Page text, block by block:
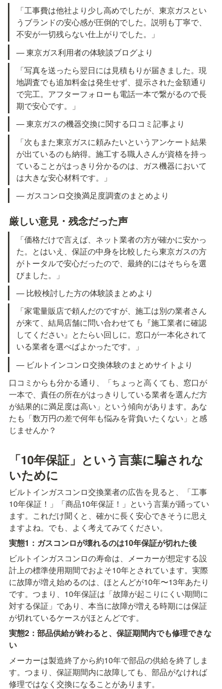
「工事費は他社より少し高めでしたが、東京ガスとい
うブランドの安心感が圧倒的でした。説明も丁寧で、
不安が一切残らない仕上がりでした。」
— 東京ガス利用者の体験談ブログより
「写真を送ったら翌日には見積もりが届きました。現
地調査でも追加料金は発生せず、提示された金額通り
で完工。アフターフォローも電話一本で繋がるので長
期で安心です。」
— 東京ガスの機器交換に関する口コミ記事より
「次もまた東京ガスに頼みたいというアンケート結果
が出ているのも納得。施工する職人さんが資格を持っ
ていることがはっきり分かるのは、ガス機器において
は大きな安心材料です。」
— ガスコンロ交換満足度調査のまとめより
厳しい意見・残念だった声
「価格だけで言えば、ネット業者の方が確かに安かっ
た。とはいえ、保証の中身を比較したら東京ガスの方
がトータルで安心だったので、最終的にはそちらを選
びました。」
— 比較検討した方の体験談まとめより
「家電量販店で頼んだのですが、施工は別の業者さん
が来て、結局店舗に問い合わせても『施工業者に確認
してください』とたらい回しに。窓口が一本化されて
いる業者を選べばよかったです。」
— ビルトインコンロ交換体験のまとめサイトより
口コミからも分かる通り、「ちょっと高くても、窓口が
一本で、責任の所在がはっきりしている業者を選んだ方
が結果的に満足度は高い」という傾向があります。あな
たも「数万円の差で何年も悩みを背負いたくない」と感
じませんか？
「10年保証」という言葉に騙されな
いために
ビルトインガスコンロ交換業者の広告を見ると、「工事
10年保証！」「商品10年保証！」という言葉が踊ってい
ます。これだけ聞くと、確かに長く安心できそうに思え
ますよね。でも、よく考えてみてください。
実態1：ガスコンロが壊れるのは10年保証が切れた後
ビルトインガスコンロの寿命は、メーカーが想定する設
計上の標準使用期間でおよそ10年とされています。実際
に故障が増え始めるのは、ほとんどが10年〜13年あたり
です。つまり、10年保証は「故障が起こりにくい期間に
対する保証」であり、本当に故障が増える時期には保証
が切れているケースがほとんどです。
実態2：部品供給が終わると、保証期間内でも修理できな
い
メーカーは製造終了から約10年で部品の供給を終了しま
す。つまり、保証期間内に故障しても、部品がなければ
修理ではなく交換になることがあります。